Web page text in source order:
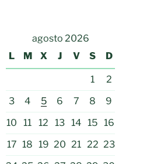
agosto 2026
L
M X J V S D
1
2
3
4 5 6 7 8
9
10
11 12 13 14 15 16
17 18 19 20 21 22 23